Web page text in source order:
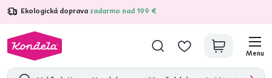
Ekologická doprava zadarmo nad 199 €
4,7 31 285overených produktových recenzií
Menu